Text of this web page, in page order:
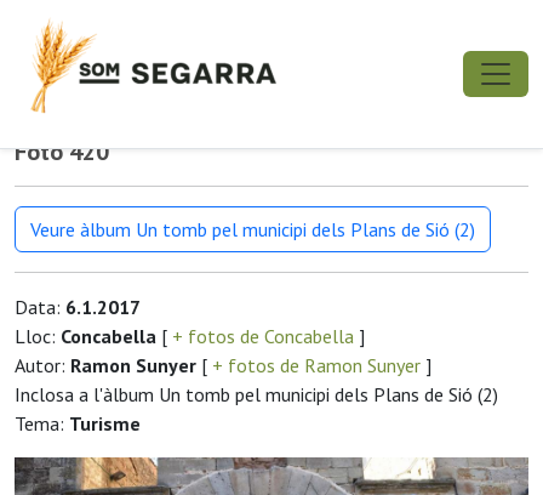
Foto 420
Veure àlbum Un tomb pel municipi dels Plans de Sió (2)
Data: 6.1.2017
Lloc: Concabella [ + fotos de Concabella ]
Autor: Ramon Sunyer [ + fotos de Ramon Sunyer ]
Inclosa a l'àlbum Un tomb pel municipi dels Plans de Sió (2)
Tema: Turisme